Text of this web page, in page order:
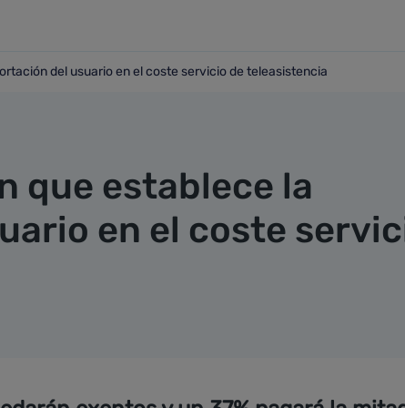
del usuario en el coste servicio de teleasistencia
del usuario en el coste servicio de teleasistencia
que establece la
en el coste